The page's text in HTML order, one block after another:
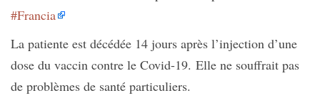
#Francia
La patiente est décédée 14 jours après l’injection d’une
dose du vaccin contre le Covid-19. Elle ne souffrait pas
de problèmes de santé particuliers.